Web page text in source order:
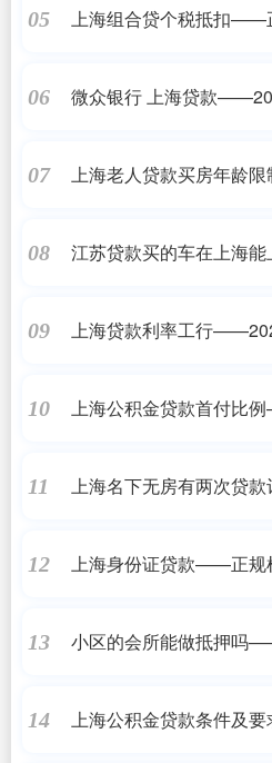
05 上海组合贷个税抵扣——
06
微众银行 上海贷款
07
上海老人贷款买房年龄
08
江苏贷款买的车在上海
09 上海贷款利率工行
10
上海公积金贷款首付比
11
上海名下无房有两次贷款
12 上海身份证贷款——正规
13 小区的会所能做抵押吗
14
上海公积金贷款条件及要